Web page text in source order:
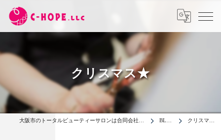
クリスマス★
BLOG クリスマス★